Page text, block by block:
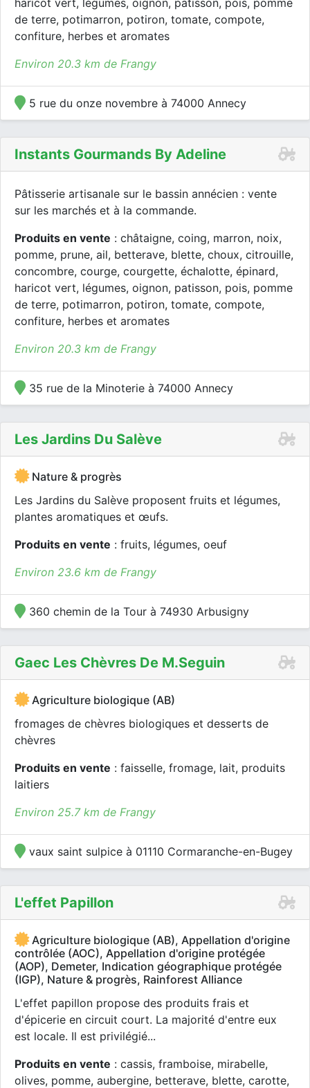
haricot vert, légumes, oignon, patisson, pois, pomme
de terre, potimarron, potiron, tomate, compote,
confiture, herbes et aromates
Environ 20.3 km de Frangy
5 rue du onze novembre à 74000 Annecy
Instants Gourmands By Adeline
Pâtisserie artisanale sur le bassin annécien : vente
sur les marchés et à la commande.
Produits en vente : châtaigne, coing, marron, noix,
pomme, prune, ail, betterave, blette, choux, citrouille,
concombre, courge, courgette, échalotte, épinard,
haricot vert, légumes, oignon, patisson, pois, pomme
de terre, potimarron, potiron, tomate, compote,
confiture, herbes et aromates
Environ 20.3 km de Frangy
35 rue de la Minoterie à 74000 Annecy
Les Jardins Du Salève
Nature & progrès
Les Jardins du Salève proposent fruits et légumes,
plantes aromatiques et œufs.
Produits en vente : fruits, légumes, oeuf
Environ 23.6 km de Frangy
360 chemin de la Tour à 74930 Arbusigny
Gaec Les Chèvres De M.seguin
Agriculture biologique (AB)
fromages de chèvres biologiques et desserts de
chèvres
Produits en vente : faisselle, fromage, lait, produits
laitiers
Environ 25.7 km de Frangy
vaux saint sulpice à 01110 Cormaranche-en-Bugey
L'effet Papillon
Agriculture biologique (AB), Appellation d'origine
contrôlée (AOC), Appellation d'origine protégée
(AOP), Demeter, Indication géographique protégée
(IGP), Nature & progrès, Rainforest Alliance
L'effet papillon propose des produits frais et
d'épicerie en circuit court. La majorité d'entre eux
est locale. Il est privilégié...
Produits en vente : cassis, framboise, mirabelle,
olives, pomme, aubergine, betterave, blette, carotte,